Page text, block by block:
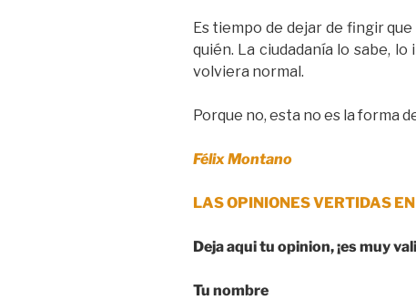
Es tiempo de dejar de fingir
quién. La ciudadanía lo sabe,
volviera normal.
Porque no, esta no es la forma
Félix Montano
LAS OPINIONES VERTIDAS
Deja aqui tu opinion, ¡es muy
Tu nombre